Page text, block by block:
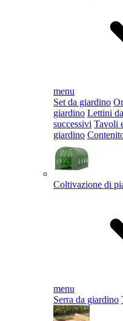
menu
Set da giardino
giardino Lettini
successivi Tavoli
giardino
Coltivazione di
menu
Serra da giardino